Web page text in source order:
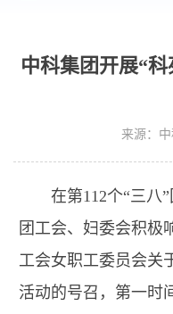
中科集团开展“
来源：
在第112个“三八”
团工会、妇委会积极
工会女职工委员会关
活动的号召，第一时